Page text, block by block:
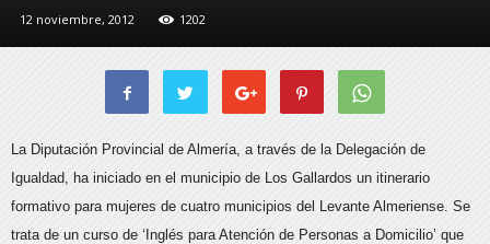
12 noviembre, 2012 1202
La Diputación Provincial de Almería, a través de la Delegación de
Igualdad, ha iniciado en el municipio de Los Gallardos un itinerario
formativo para mujeres de cuatro municipios del Levante Almeriense. Se
trata de un curso de ‘Inglés para Atención de Personas a Domicilio’ que